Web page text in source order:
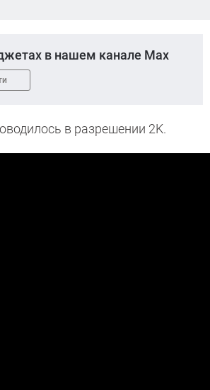
в нашем канале Max
в разрешении 2K.